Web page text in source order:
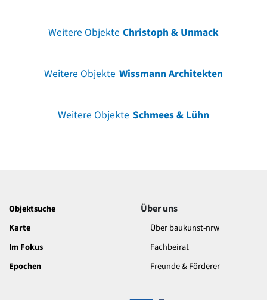
Weitere Objekte Christoph & Unmack
Weitere Objekte Wissmann Architekten
Weitere Objekte Schmees & Lühn
Objektsuche
Karte
Im Fokus
Epochen
Über uns
Über baukunst-nrw
Fachbeirat
Freunde & Förderer